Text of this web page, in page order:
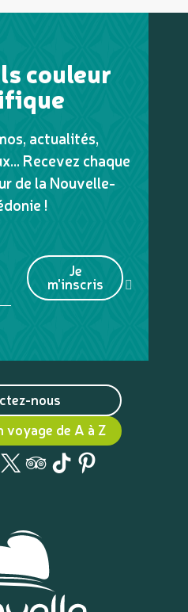
couleur
actualités,
Recevez chaque
de la Nouvelle-
!
Je
m'inscris
nous
voyage de A à Z